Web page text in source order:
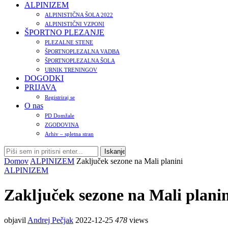
ALPINIZEM
ALPINISTIČNA ŠOLA 2022
ALPINISTIČNI VZPONI
ŠPORTNO PLEZANJE
PLEZALNE STENE
ŠPORTNOPLEZALNA VADBA
ŠPORTNOPLEZALNA ŠOLA
URNIK TRENINGOV
DOGODKI
PRIJAVA
Registriraj se
O nas
PD Domžale
ZGODOVINA
Arhiv – spletna stran
Domov ALPINIZEM Zaključek sezone na Mali planini
ALPINIZEM
Zaključek sezone na Mali
objavil Andrej Pečjak 2022-12-25 478 views